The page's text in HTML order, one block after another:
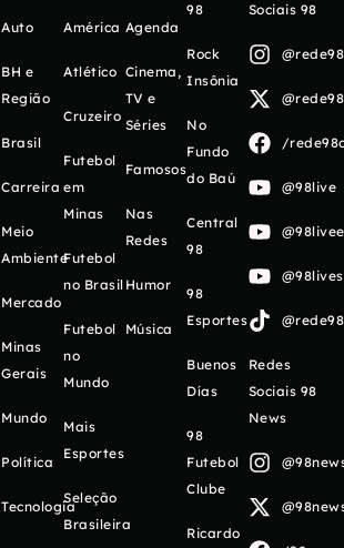
Auto
BH e
Região
Brasil
Carreira
Meio
Ambiente
Mercado
Minas
Gerais
Mundo
Política
Tecnologia
América
Atlético
Cruzeiro
Futebol
em
Minas
Futebol
no Brasil
Futebol
no
Mundo
Mais
Esportes
Seleção
Brasileira
Agenda
Cinema,
TV e
Séries
Famosos
Nas
Redes
Humor
Música
98
Rock
Insônia
No
Fundo
do Baú
Central
98
98
Esportes
Buenos
Días
98
Futebol
Clube
Ricardo
Sociais 98
/
@98live
Redes
Sociais 98
News